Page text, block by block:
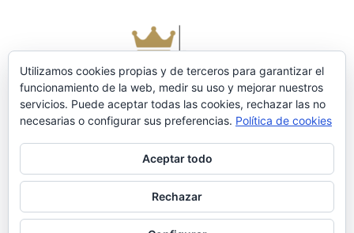
© 2026 © Editorial Skytale
Utilizamos cookies propias y de terceros para garantizar el
funcionamiento de la web, medir su uso y mejorar nuestros
servicios. Puede aceptar todas las cookies, rechazar las no
necesarias o configurar sus preferencias. Política de cookies
Aceptar todo
Rechazar